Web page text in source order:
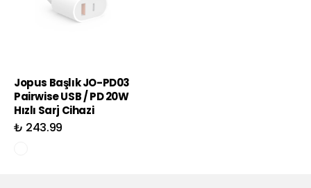
Jopus Başlık JO-PD03
Pairwise USB / PD 20W
Hızlı Sarj Cihazi
₺ 243.99